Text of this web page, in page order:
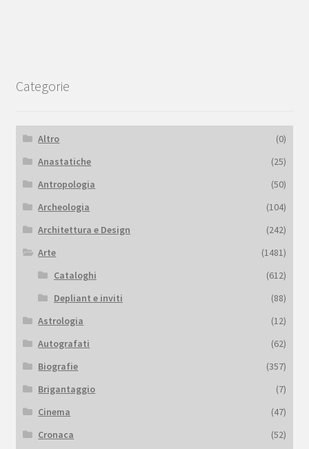
Categorie
Altro
(0)
Anastatiche
(25)
Antropologia
(50)
Archeologia
(104)
Architettura e Design
(242)
Arte
(1481)
Cataloghi
(612)
Depliant e inviti
(88)
Astrologia
(12)
Autografati
(62)
Biografie
(357)
Brigantaggio
(7)
Cinema
(47)
Cronaca
(52)